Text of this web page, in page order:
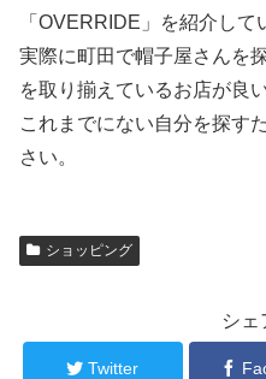
「OVERRIDE」を紹介して
実際に町田で帽子屋さんを
を取り揃えているお店が良
これまでにない自分を探す
さい。
ショッピング
シェ
Twitter